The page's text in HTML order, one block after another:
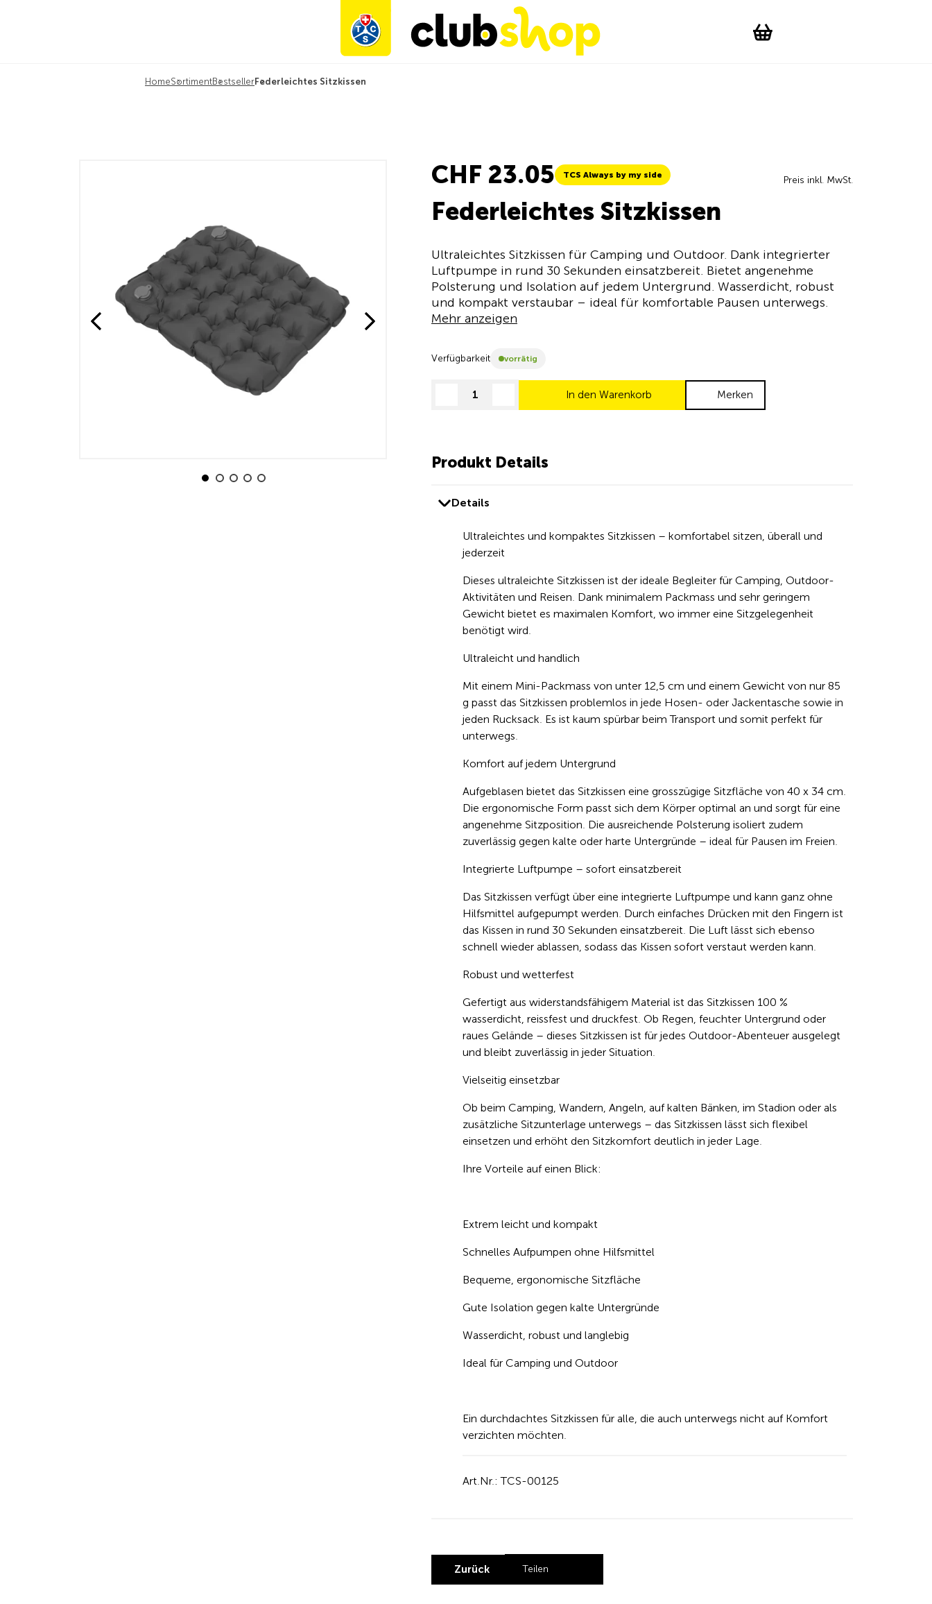
WishList
HomeSortimentBestsellerFederleichtes Sitzkissen
CHF 23.05 TCS Always by my side Preis inkl. MwSt.
Federleichtes Sitzkissen
Ultraleichtes Sitzkissen für Camping und Outdoor. Dank integrierter
Luftpumpe in rund 30 Sekunden einsatzbereit. Bietet angenehme
Polsterung und Isolation auf jedem Untergrund. Wasserdicht, robust
und kompakt verstaubar – ideal für komfortable Pausen unterwegs.
Mehr anzeigen
Verfügbarkeit vorrätig
decrease quantityincrease quantity
In den Warenkorb Merken
Produkt Details
Details
Ultraleichtes und kompaktes Sitzkissen – komfortabel sitzen, überall und
jederzeit
Dieses ultraleichte Sitzkissen ist der ideale Begleiter für Camping, Outdoor-
Aktivitäten und Reisen. Dank minimalem Packmass und sehr geringem
Gewicht bietet es maximalen Komfort, wo immer eine Sitzgelegenheit
benötigt wird.
Ultraleicht und handlich
Mit einem Mini-Packmass von unter 12,5 cm und einem Gewicht von nur 85
g passt das Sitzkissen problemlos in jede Hosen- oder Jackentasche sowie in
jeden Rucksack. Es ist kaum spürbar beim Transport und somit perfekt für
unterwegs.
Komfort auf jedem Untergrund
Aufgeblasen bietet das Sitzkissen eine grosszügige Sitzfläche von 40 x 34 cm.
Die ergonomische Form passt sich dem Körper optimal an und sorgt für eine
angenehme Sitzposition. Die ausreichende Polsterung isoliert zudem
zuverlässig gegen kalte oder harte Untergründe – ideal für Pausen im Freien.
Integrierte Luftpumpe – sofort einsatzbereit
Das Sitzkissen verfügt über eine integrierte Luftpumpe und kann ganz ohne
Hilfsmittel aufgepumpt werden. Durch einfaches Drücken mit den Fingern ist
das Kissen in rund 30 Sekunden einsatzbereit. Die Luft lässt sich ebenso
schnell wieder ablassen, sodass das Kissen sofort verstaut werden kann.
Robust und wetterfest
Gefertigt aus widerstandsfähigem Material ist das Sitzkissen 100 %
wasserdicht, reissfest und druckfest. Ob Regen, feuchter Untergrund oder
raues Gelände – dieses Sitzkissen ist für jedes Outdoor-Abenteuer ausgelegt
und bleibt zuverlässig in jeder Situation.
Vielseitig einsetzbar
Ob beim Camping, Wandern, Angeln, auf kalten Bänken, im Stadion oder als
zusätzliche Sitzunterlage unterwegs – das Sitzkissen lässt sich flexibel
einsetzen und erhöht den Sitzkomfort deutlich in jeder Lage.
Ihre Vorteile auf einen Blick:
Extrem leicht und kompakt
Schnelles Aufpumpen ohne Hilfsmittel
Bequeme, ergonomische Sitzfläche
Gute Isolation gegen kalte Untergründe
Wasserdicht, robust und langlebig
Ideal für Camping und Outdoor
Ein durchdachtes Sitzkissen für alle, die auch unterwegs nicht auf Komfort
verzichten möchten.
Art.Nr.: TCS-00125
Zurück Teilen